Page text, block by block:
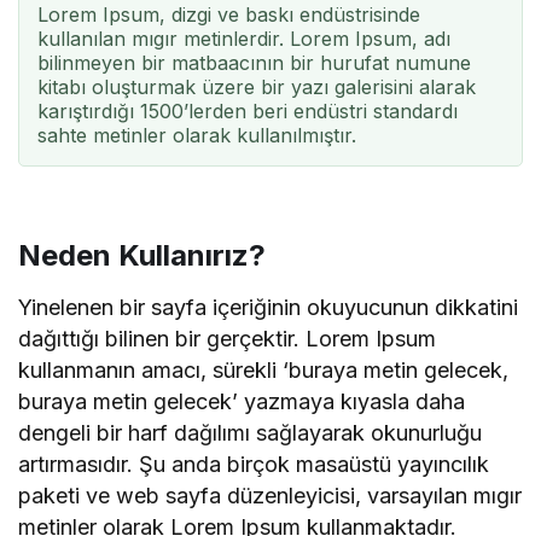
Lorem Ipsum, dizgi ve baskı endüstrisinde
kullanılan mıgır metinlerdir. Lorem Ipsum, adı
bilinmeyen bir matbaacının bir hurufat numune
kitabı oluşturmak üzere bir yazı galerisini alarak
karıştırdığı 1500’lerden beri endüstri standardı
sahte metinler olarak kullanılmıştır.
Neden Kullanırız?
Yinelenen bir sayfa içeriğinin okuyucunun dikkatini
dağıttığı bilinen bir gerçektir. Lorem Ipsum
kullanmanın amacı, sürekli ‘buraya metin gelecek,
buraya metin gelecek’ yazmaya kıyasla daha
dengeli bir harf dağılımı sağlayarak okunurluğu
artırmasıdır. Şu anda birçok masaüstü yayıncılık
paketi ve web sayfa düzenleyicisi, varsayılan mıgır
metinler olarak Lorem Ipsum kullanmaktadır.